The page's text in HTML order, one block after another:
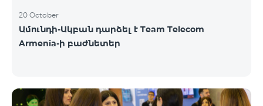
20 October
Ամունդի-Ակբան դարձել է Team Telecom
Armenia-ի բաժնետեր